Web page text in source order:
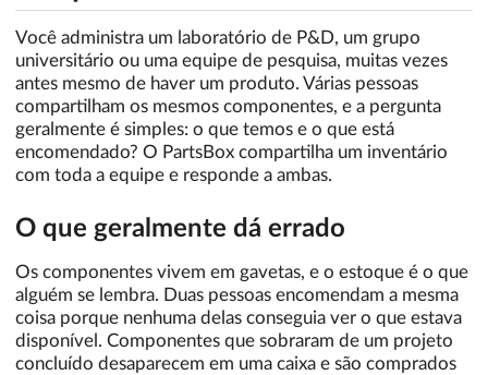
Você administra um laboratório de P&D, um grupo
universitário ou uma equipe de pesquisa, muitas vezes
antes mesmo de haver um produto. Várias pessoas
compartilham os mesmos componentes, e a pergunta
geralmente é simples: o que temos e o que está
encomendado? O PartsBox compartilha um inventário
com toda a equipe e responde a ambas.
O que geralmente dá errado
Os componentes vivem em gavetas, e o estoque é o que
alguém se lembra. Duas pessoas encomendam a mesma
coisa porque nenhuma delas conseguia ver o que estava
disponível. Componentes que sobraram de um projeto
concluído desaparecem em uma caixa e são comprados